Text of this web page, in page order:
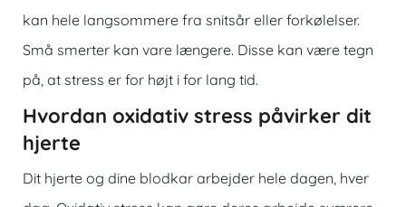
kan hele langsommere fra snitsår eller forkølelser.
Små smerter kan vare længere. Disse kan være tegn
på, at stress er for højt i for lang tid.
Hvordan oxidativ stress påvirker dit
hjerte
Dit hjerte og dine blodkar arbejder hele dagen, hver